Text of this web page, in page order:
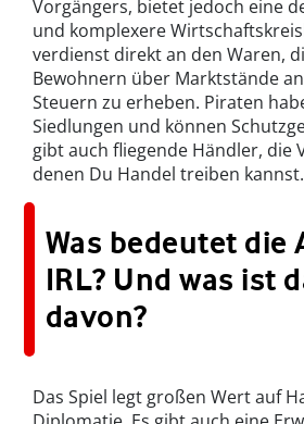
Vorgängers, bietet jedoch eine
und komplexere
verdienst direkt an den Waren,
Bewohnern über Marktstände
Steuern zu erheben. Piraten
Siedlungen und können
gibt auch fliegende Händler, die
denen Du Handel treiben kannst.
Was bedeutet die
IRL? Und was ist
davon?
Das Spiel legt großen Wert auf